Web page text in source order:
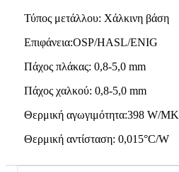
Τύπος μετάλλου: Χάλκινη βάση
Επιφάνεια:OSP/HASL/ENIG
Πάχος πλάκας: 0,8-5,0 mm
Πάχος χαλκού: 0,8-5,0 mm
Θερμική αγωγιμότητα:398 W/MK
Θερμική αντίσταση: 0,015°C/W